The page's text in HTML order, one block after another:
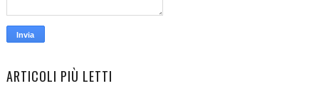
ARTICOLI PIÙ LETTI